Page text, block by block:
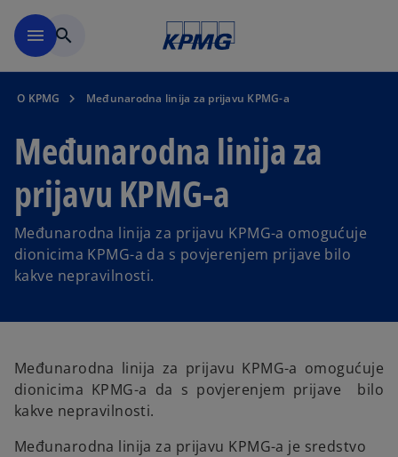
menu search
O KPMG Međunarodna linija za prijavu KPMG-a
Međunarodna linija za
prijavu KPMG-a
Međunarodna linija za prijavu KPMG-a omogućuje
dionicima KPMG-a da s povjerenjem prijave bilo
kakve nepravilnosti.
Međunarodna linija za prijavu KPMG-a omogućuje
dionicima KPMG-a da s povjerenjem prijave bilo
kakve nepravilnosti.
Međunarodna linija za prijavu KPMG-a je sredstvo